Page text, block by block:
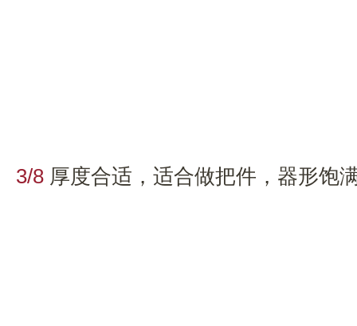
3/8 厚度合适，适合做把件，器形饱